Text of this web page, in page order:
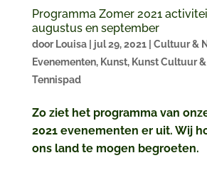
Programma Zomer 2021
augustus en september
door Louisa| jul 29, 2021| Cultuur &
Evenementen, Kunst, Kunst Cultuur
Tennispad
Zo ziet het programma van
2021 evenementen er uit. Wij
ons land te mogen begroeten.